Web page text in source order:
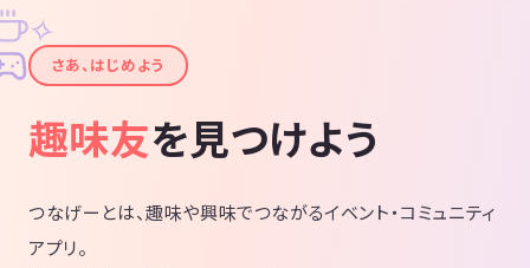
https://goo.gl/maps/m5VHvBZ8RRLuqTbh8
（グーグルマップ）
◆会場の仕様と進行内容
安心らくらく「着席式」のスタートで、一人参加、初心者の方も、運営
に身を任せるだけで沢山の参加者と交流できます。後半は全員と名刺交
のどが乾いたらお飲み物（ウーロン茶やアイスティー）をご自由にお取
りください（セルフサービスとなります）
◆よくある質問
✦
✧
さあ、はじめよう
趣味友を見つけよう
つなげーとは、趣味や興味でつながるイベント・コミュニティ
アプリ。